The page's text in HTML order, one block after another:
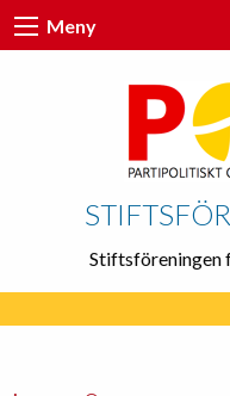
Meny
Stiftsföreningen